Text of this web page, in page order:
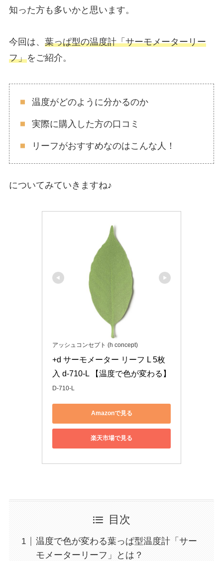
知った方も多いかと思います。
今回は、 葉っぱ型の温度計「サーモメーターリー
フ」をご紹介。
温度がどのように分かるのか
実際に購入した方の口コミ
リーフがおすすめなのはこんな人！
についてみていきますね♪
アッシュコンセプト (h concept)
+d サーモメーター リーフ L 5枚
入 d-710-L 【温度で色が変わる】
D-710-L
Amazonで見る
楽天市場で見る
目次
温度で色が変わる葉っぱ型温度計「サー
モメーターリーフ」とは？